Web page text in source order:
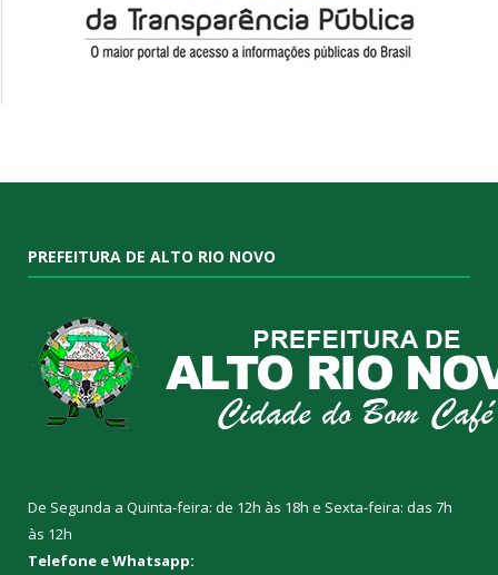
PREFEITURA DE ALTO RIO NOVO
De Segunda a Quinta-feira: de 12h às 18h e Sexta-feira: das 7h
às 12h
Telefone e Whatsapp: